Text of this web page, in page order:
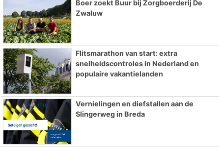
Boer zoekt Buur bij Zorgboerderij De
Zwaluw
Flitsmarathon van start: extra
snelheidscontroles in Nederland en
populaire vakantielanden
Vernielingen en diefstallen aan de
Slingerweg in Breda